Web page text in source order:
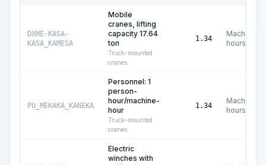
DXME-KASA-
KASA_KAMESA
Mobile
cranes, lifting
capacity 17.64
ton
Truck-mounted
cranes
1.34
Machine
hours
PU_MEKAKA_KANEKA
Personnel: 1
person-
hour/machine-
hour
Truck-mounted
cranes
1.34
Machine
hours
Electric
winches with